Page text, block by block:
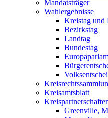
Mandatsträger
Wahlergebnisse
Kreistag und
Bezirkstag
Landtag
Bundestag
Kreisamtsblatt
Greenville,